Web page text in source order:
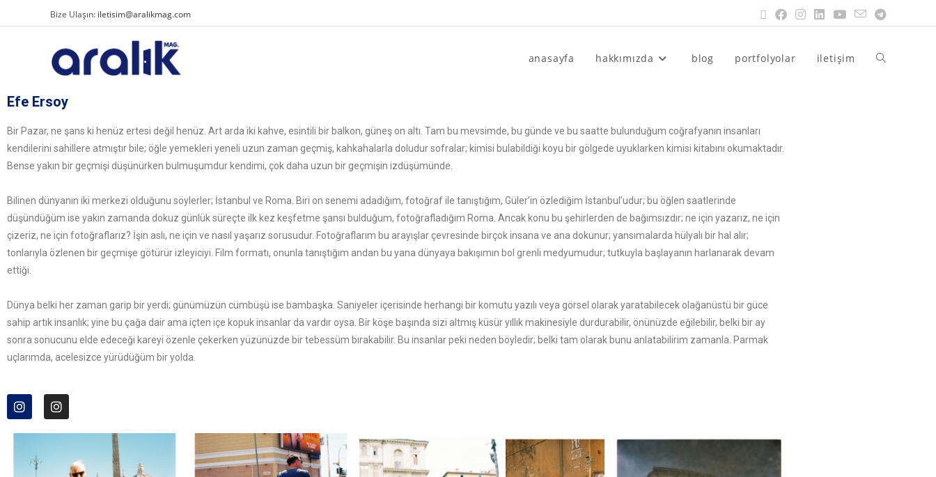
Bize Ulaşın: iletisim@aralikmag.com
anasayfa hakkımızda blog portfolyolar iletişim
Efe Ersoy
Bir Pazar, ne şans ki henüz ertesi değil henüz. Art arda iki kahve, esintili bir balkon, güneş on altı. Tam bu mevsimde, bu günde ve bu saatte bulunduğum coğrafyanın insanları
kendilerini sahillere atmıştır bile; öğle yemekleri yeneli uzun zaman geçmiş, kahkahalarla doludur sofralar; kimisi bulabildiği koyu bir gölgede uyuklarken kimisi kitabını okumaktadır.
Bense yakın bir geçmişi düşünürken bulmuşumdur kendimi, çok daha uzun bir geçmişin izdüşümünde.
Bilinen dünyanın iki merkezi olduğunu söylerler; İstanbul ve Roma. Biri on senemi adadığım, fotoğraf ile tanıştığım, Güler’in özlediğim İstanbul’udur; bu öğlen saatlerinde
düşündüğüm ise yakın zamanda dokuz günlük süreçte ilk kez keşfetme şansı bulduğum, fotoğrafladığım Roma. Ancak konu bu şehirlerden de bağımsızdır; ne için yazarız, ne için
çizeriz, ne için fotoğraflarız? İşin aslı, ne için ve nasıl yaşarız sorusudur. Fotoğraflarım bu arayışlar çevresinde birçok insana ve ana dokunur; yansımalarda hülyalı bir hal alır;
tonlarıyla özlenen bir geçmişe götürür izleyiciyi. Film formatı, onunla tanıştığım andan bu yana dünyaya bakışımın bol grenli medyumudur; tutkuyla başlayanın harlanarak devam
ettiği.
Dünya belki her zaman garip bir yerdi; günümüzün cümbüşü ise bambaşka. Saniyeler içerisinde herhangi bir komutu yazılı veya görsel olarak yaratabilecek olağanüstü bir güce
sahip artık insanlık; yine bu çağa dair ama içten içe kopuk insanlar da vardır oysa. Bir köşe başında sizi altmış küsür yıllık makinesiyle durdurabilir, önünüzde eğilebilir, belki bir ay
sonra sonucunu elde edeceği kareyi özenle çekerken yüzünüzde bir tebessüm bırakabilir. Bu insanlar peki neden böyledir; belki tam olarak bunu anlatabilirim zamanla. Parmak
uçlarımda, acelesizce yürüdüğüm bir yolda.